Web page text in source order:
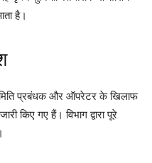
है।
प्रबंधक और ऑपरेटर के खिलाफ
किए गए हैं। विभाग द्वारा पूरे